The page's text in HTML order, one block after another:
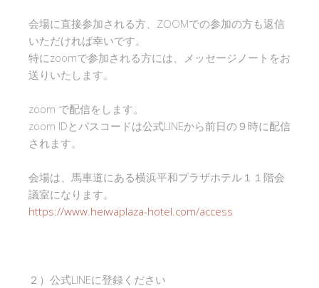
会場に直接参加される方、ZOOMでの参加の方も返信
いただければ幸いです。
特にzoomで参加される方には、メッセージノートをお
送りいたします。
zoom で配信をします。
zoom IDとパスコードは公式LINEから前日の９時に配信
されます。
会場は、馬車道にある横浜平和プラザホテル１１階会
議室になります。
https://www.heiwaplaza-hotel.com/access
２）公式LINEに登録ください